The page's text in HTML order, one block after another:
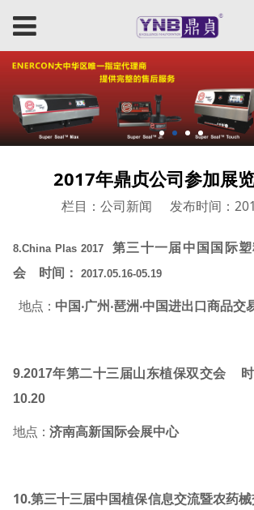
2017年鼎贞公司参加展
栏目：公司新闻 发布时间：
8.China Plas 2017第三十一届中国国际
会
时间： 2017.05.16-05.19
地点： 中国‧广州‧琶洲‧中国进出口商品交
9.2017年第二十三届山东植保双交会
10.20
地点： 济南高新国际会展中心
10.第三十三届中国植保信息交流暨农药